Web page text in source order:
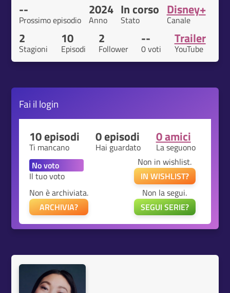
--
Prossimo episodio
2024
Anno
In corso
Stato
Disney+
Canale
2
Stagioni
10
Episodi
2
Follower
--
0 voti
Trailer
YouTube
Fai il login
10 episodi
Ti mancano
0 episodi
Hai guardato
0 amici
La seguono
Il tuo voto
Non in wishlist.
IN WISHLIST?
Non è archiviata.
ARCHIVIA?
Non la segui.
SEGUI SERIE?